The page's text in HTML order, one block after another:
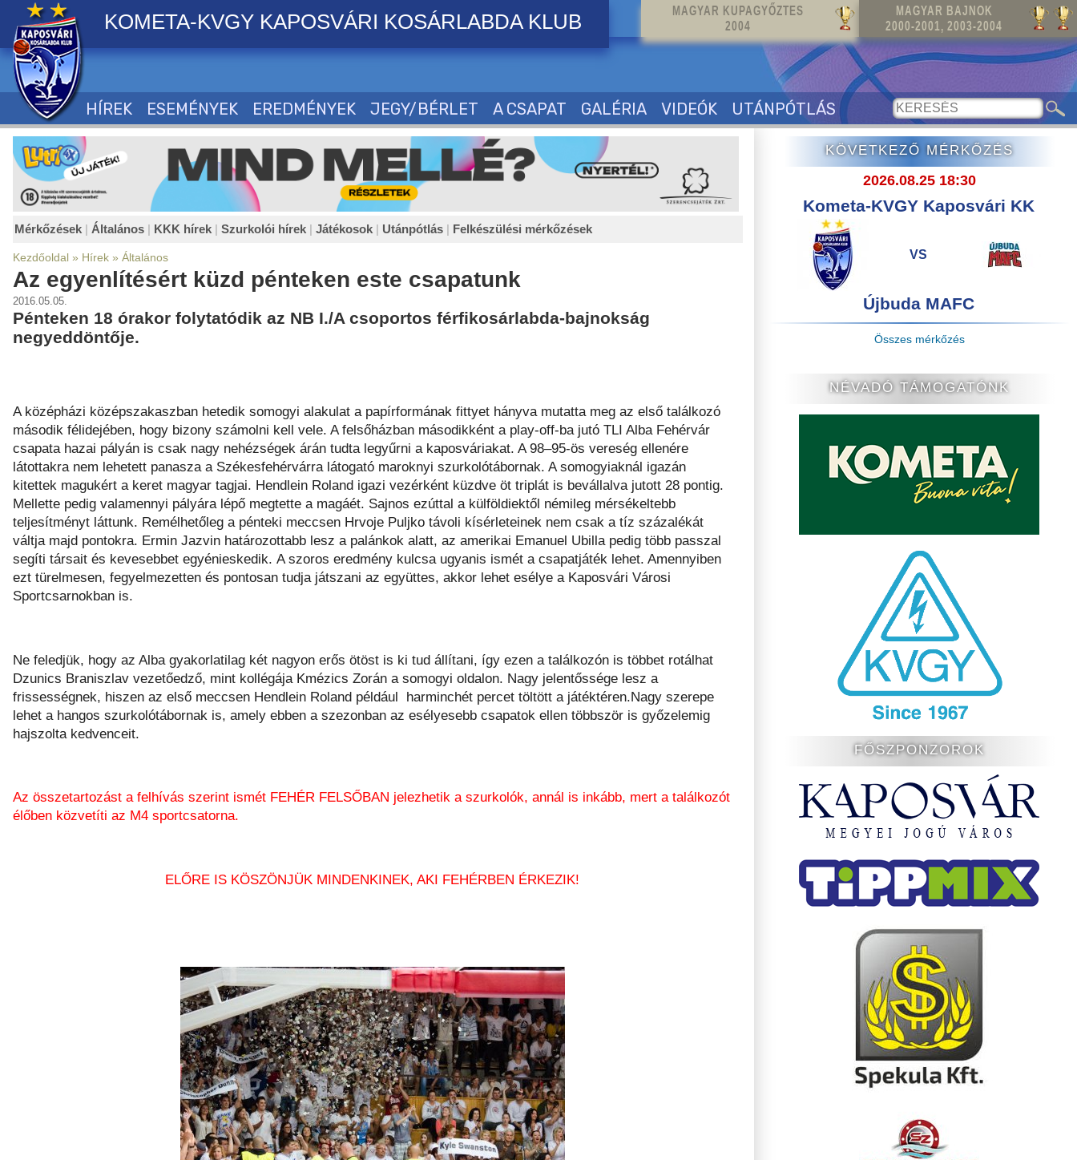
MAGYAR KUPAGYŐZTES
2004
MAGYAR BAJNOK
2000-2001, 2003-2004
KOMETA-KVGY KAPOSVÁRI KOSÁRLABDA KLUB
HÍREK ESEMÉNYEK EREDMÉNYEK JEGY/BÉRLET A CSAPAT GALÉRIA VIDEÓK UTÁNPÓTLÁS
Mérkőzések | Általános | KKK hírek | Szurkolói hírek | Játékosok | Utánpótlás | Felkészülési mérkőzések
Kezdőoldal » Hírek » Általános
Az egyenlítésért küzd pénteken este csapatunk
2016.05.05.
Pénteken 18 órakor folytatódik az NB I./A csoportos férfikosárlabda-bajnokság
negyeddöntője.
A középházi középszakaszban hetedik somogyi alakulat a papírformának fittyet hányva mutatta meg az első találkozó
második félidejében, hogy bizony számolni kell vele. A felsőházban másodikként a play-off-ba jutó TLI Alba Fehérvár
csapata hazai pályán is csak nagy nehézségek árán tudta legyűrni a kaposváriakat. A 98–95-ös vereség ellenére
látottakra nem lehetett panasza a Székesfehérvárra látogató maroknyi szurkolótábornak. A somogyiaknál igazán
kitettek magukért a keret magyar tagjai. Hendlein Roland igazi vezérként küzdve öt triplát is bevállalva jutott 28 pontig.
Mellette pedig valamennyi pályára lépő megtette a magáét. Sajnos ezúttal a külföldiektől némileg mérsékeltebb
teljesítményt láttunk. Remélhetőleg a pénteki meccsen Hrvoje Puljko távoli kísérleteinek nem csak a tíz százalékát
váltja majd pontokra. Ermin Jazvin határozottabb lesz a palánkok alatt, az amerikai Emanuel Ubilla pedig több passzal
segíti társait és kevesebbet egyénieskedik. A szoros eredmény kulcsa ugyanis ismét a csapatjáték lehet. Amennyiben
ezt türelmesen, fegyelmezetten és pontosan tudja játszani az együttes, akkor lehet esélye a Kaposvári Városi
Sportcsarnokban is.
Ne feledjük, hogy az Alba gyakorlatilag két nagyon erős ötöst is ki tud állítani, így ezen a találkozón is többet rotálhat
Dzunics Braniszlav vezetőedző, mint kollégája Kmézics Zorán a somogyi oldalon. Nagy jelentőssége lesz a
frissességnek, hiszen az első meccsen Hendlein Roland például harminchét percet töltött a játéktéren.Nagy szerepe
lehet a hangos szurkolótábornak is, amely ebben a szezonban az esélyesebb csapatok ellen többször is győzelemig
hajszolta kedvenceit.
Az összetartozást a felhívás szerint ismét FEHÉR FELSŐBAN jelezhetik a szurkolók, annál is inkább, mert a találkozót
élőben közvetíti az M4 sportcsatorna.
ELŐRE IS KÖSZÖNJÜK MINDENKINEK, AKI FEHÉRBEN ÉRKEZIK!
KÖVETKEZŐ MÉRKŐZÉS
2026.08.25 18:30
Kometa-KVGY Kaposvári KK
VS
Újbuda MAFC
Összes mérkőzés
NÉVADÓ TÁMOGATÓNK
FŐSZPONZOROK